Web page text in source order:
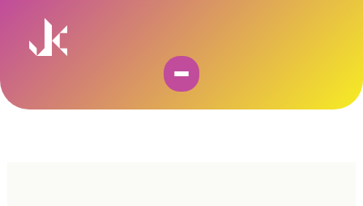
content